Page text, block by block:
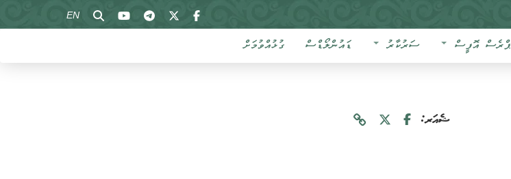
EN
ޕްރެސް އޮފީސް ސަރުކާރު ޑައުންލޯޑްސް ގުޅުއްވުމަށް
ޝެއަރ: